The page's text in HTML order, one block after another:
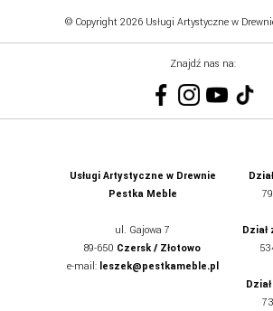
© Copyright 2026 Usługi Artystyczne w
Znajdź nas na:
Usługi Artystyczne w Drewnie
Pestka Meble
ul. Gajowa 7
89-650 Czersk / Złotowo
e-mail: leszek@pestkameble.pl